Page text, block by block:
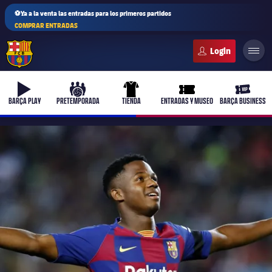
⚽Ya a la venta las entradas para los primeros partidos
COMPRAR ENTRADAS
b-play
BARÇA PLAY
culers-ball
PRETEMPORADA
uniform
TIENDA
ticket-full
ENTRADAS Y MUSEO
ticket-
BARÇA BUSINESS
Femenino
plusicon
más
Actualidad
Barça Atlètic
plusicon
más